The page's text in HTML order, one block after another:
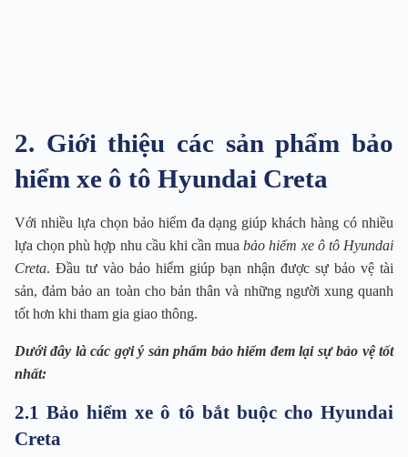
2. Giới thiệu các sản phẩm bảo
hiểm xe ô tô Hyundai Creta
Với nhiều lựa chọn bảo hiểm đa dạng giúp khách hàng có nhiều
lựa chọn phù hợp nhu cầu khi cần muabảo hiểm xe ô tô Hyundai
Creta. Đầu tư vào bảo hiểm giúp bạn nhận được sự bảo vệ tài
sản, đảm bảo an toàn cho bản thân và những người xung quanh
tốt hơn khi tham gia giao thông.
Dưới đây là các gợi ý sản phẩm bảo hiểm đem lại sự bảo vệ tốt
nhất:
2.1 Bảo hiểm xe ô tô bắt buộc cho Hyundai
Creta